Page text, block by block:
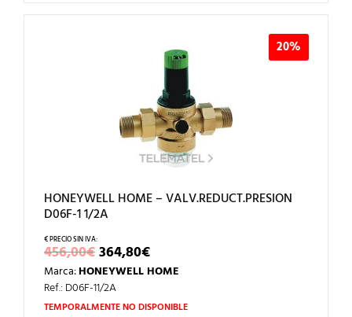
20%
HONEYWELL HOME – VALV.REDUCT.PRESION
D06F-1 1/2A
456,00€EL
PRECIO
ORIGINAL
ERA:
456,00€.
364,80€EL
PRECIO
ACTUAL
364,80€.
Marca:HONEYWELL HOME
Ref.: D06F-11/2A
TEMPORALMENTE NO DISPONIBLE